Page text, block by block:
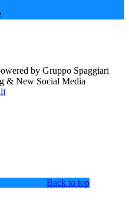
by Gruppo Spaggiari
& New Social Media
Back to top